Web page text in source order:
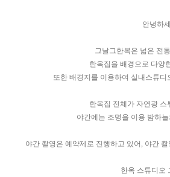
안녕하
그날그한복은 넓은 전
한옥집을 배경으로 다양
또한 배경지를 이용하여 실내스튜
한옥집 전체가 자연광 스
야간에는 조명을 이용 밤하
야간 촬영은 예약제로 진행하고 있어, 야간
한옥 스튜디오